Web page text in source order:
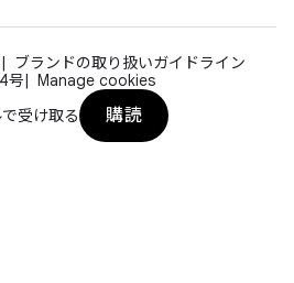
ブランドの取り扱いガイドライン
号
Manage cookies
受け取る
購読